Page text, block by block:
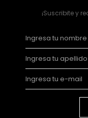
¡Suscribite y